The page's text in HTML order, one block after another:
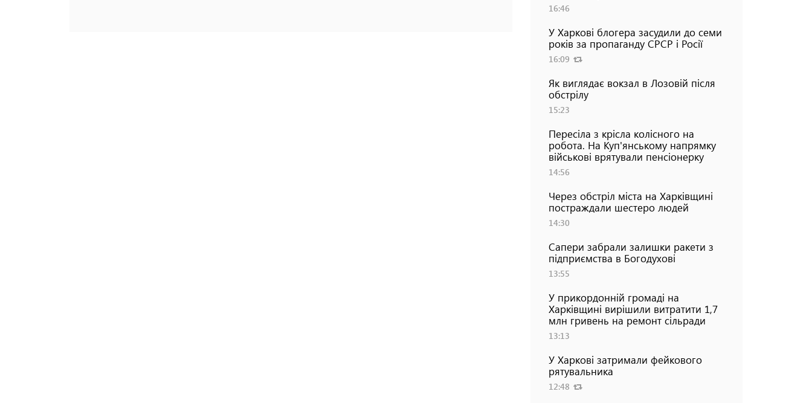
16:46
У Харкові блогера засудили до семи
років за пропаганду СРСР і Росії
16:09
Як виглядає вокзал в Лозовій після
обстрілу
15:23
Пересіла з крісла колісного на
робота. На Куп'янському напрямку
військові врятували пенсіонерку
14:56
Через обстріл міста на Харківщині
постраждали шестеро людей
14:30
Сапери забрали залишки ракети з
підприємства в Богодухові
13:55
У прикордонній громаді на
Харківщині вирішили витратити 1,7
млн гривень на ремонт сільради
13:13
У Харкові затримали фейкового
рятувальника
12:48